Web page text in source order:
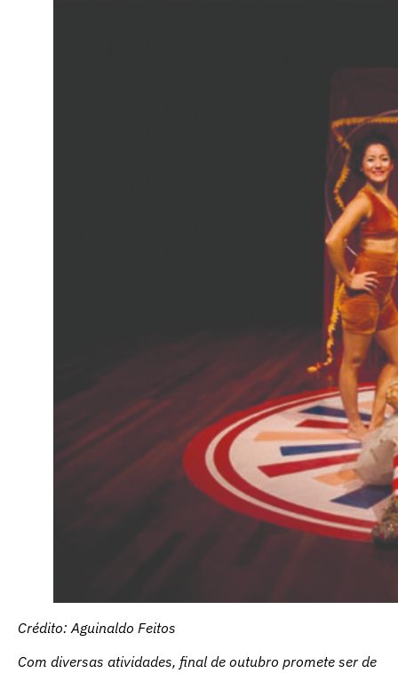
Crédito: Aguinaldo Feitos
Com diversas atividades, final de outubro promete ser de